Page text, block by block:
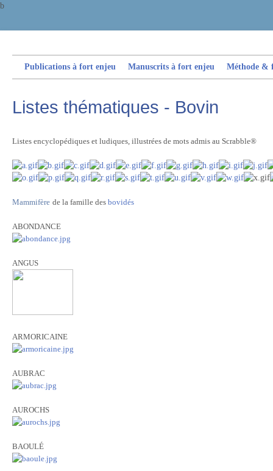
b
Publications à fort enjeu Manuscrits à fort enjeu Méthode &
Listes thématiques - Bovin
Listes encyclopédiques et ludiques, illustrées de mots admis au Scrabble®
Mammifère de la famille des bovidés
ABONDANCE
ANGUS
ARMORICAINE
AUBRAC
AUROCHS
BAOULÉ